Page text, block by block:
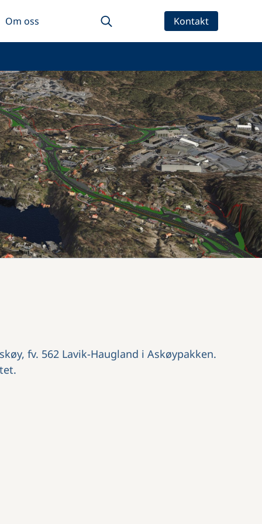
Om oss Kontakt
fv. 562 Lavik-Haugland i Askøypakken.